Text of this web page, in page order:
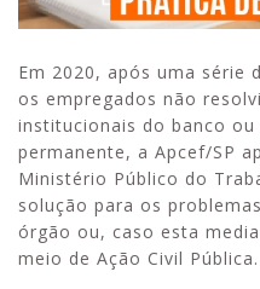
Em 2020, após uma série
os empregados não
institucionais do banco ou
permanente, a Apcef/SP
Ministério Público do
solução para os
órgão ou, caso esta
meio de Ação Civil Pública.